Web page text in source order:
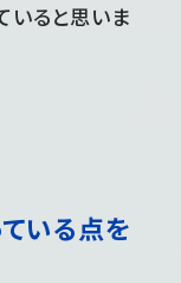
いると思いま
いる点を